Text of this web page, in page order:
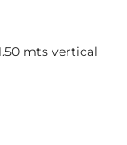
mts vertical